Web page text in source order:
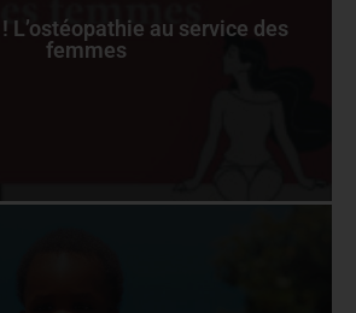
L’ostéopathie au service des
femmes